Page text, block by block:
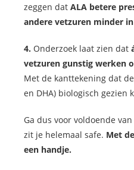
zeggen dat ALA betere
andere vetzuren minder
4. Onderzoek laat zien dat
vetzuren gunstig werken
Met de kanttekening dat
en DHA) biologisch gezien
Ga dus voor voldoende
zit je helemaal safe. Met
een handje.